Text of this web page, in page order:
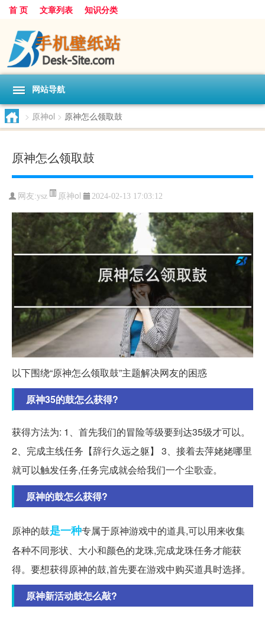
首 页 文章列表 知识分类
网站导航
> 原神ol > 原神怎么领取鼓
原神怎么领取鼓
网友:ysz 原神ol 2024-02-13 17:03:12
以下围绕“原神怎么领取鼓”主题解决网友的困惑
原神35的鼓怎么获得?
获得方法为: 1、首先我们的冒险等级要到达35级才可以。
2、完成主线任务【辞行久远之躯】 3、接着去萍姥姥哪里
就可以触发任务,任务完成就会给我们一个尘歌壶。
原神的鼓怎么获得?
原神的鼓是一种专属于原神游戏中的道具,可以用来收集
各种不同形状、大小和颜色的龙珠,完成龙珠任务才能获
得。要想获得原神的鼓,首先要在游戏中购买道具时选择。
原神新活动鼓怎么敲?